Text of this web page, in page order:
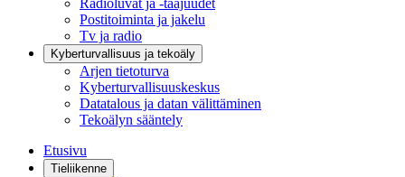
Radioluvat ja -taajuudet
Postitoiminta ja jakelu
Tv ja radio
Kyberturvallisuus ja tekoäly
Arjen tietoturva
Kyberturvallisuuskeskus
Datatalous ja datan välittäminen
Tekoälyn sääntely
Etusivu
Tieliikenne